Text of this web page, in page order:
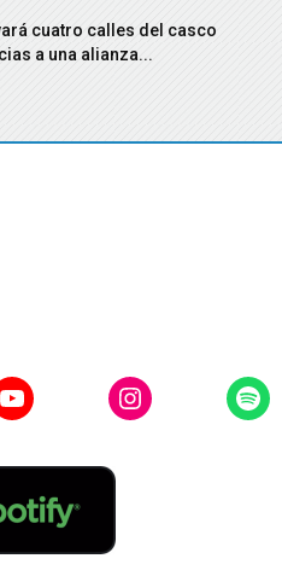
cuatro calles del casco
a una alianza...
Instagram